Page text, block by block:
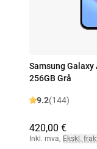
Samsung Galaxy
256GB Grå
9.2(144)
420,00 €
Inkl. mva, Ekskl.